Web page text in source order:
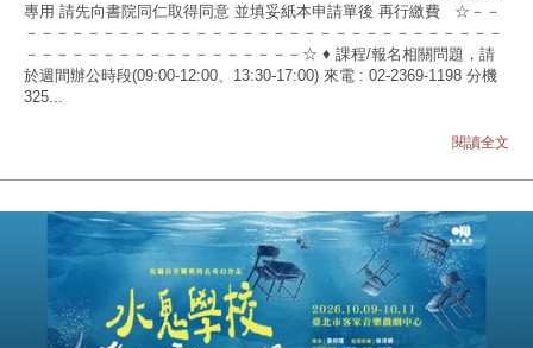
專用 請先向書院同仁取得同意 並填妥紙本申請單後 再行繳費 ☆－－
－－－－－－－－－－－－－－－－－－－－－－－－－－－－－－－
－－－－－－－－－－－－－－－－－－☆ ♦ 課程/報名相關問題，請
於週間辦公時段(09:00-12:00、13:30-17:00) 來電 : 02-2369-1198 分機
325...
閱讀全文